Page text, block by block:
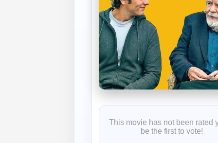
This movie has not been rated
be the first to vote!